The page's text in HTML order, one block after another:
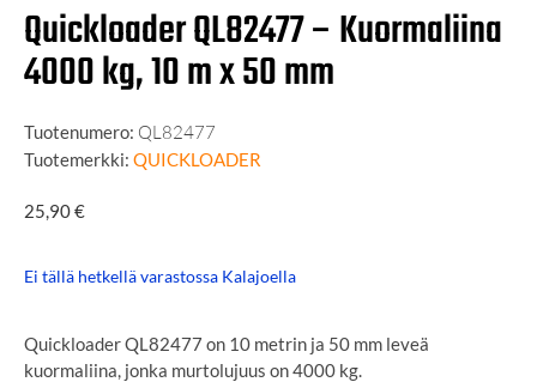
Quickloader QL82477 – Kuormaliina
4000 kg, 10 m x 50 mm
Tuotenumero: QL82477
Tuotemerkki: QUICKLOADER
25,90€
Ei tällä hetkellä varastossa Kalajoella
Quickloader QL82477 on 10 metrin ja 50 mm leveä
kuormaliina, jonka murtolujuus on 4000 kg.